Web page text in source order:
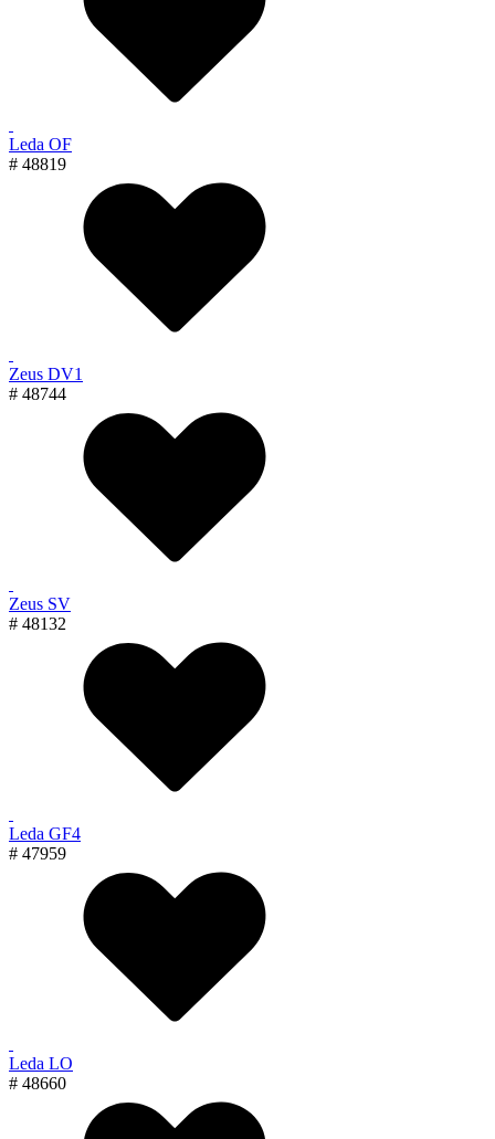
Leda OF
# 48819
Zeus DV1
# 48744
Zeus SV
# 48132
Leda GF4
# 47959
Leda LO
# 48660